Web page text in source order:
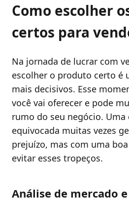
Como escolher
certos para
Na jornada de lucrar com
escolher o produto certo é
mais decisivos. Esse
você vai oferecer e pode
rumo do seu negócio. Uma
equivocada muitas vezes
prejuízo, mas com uma
evitar esses tropeços.
Análise de mercado